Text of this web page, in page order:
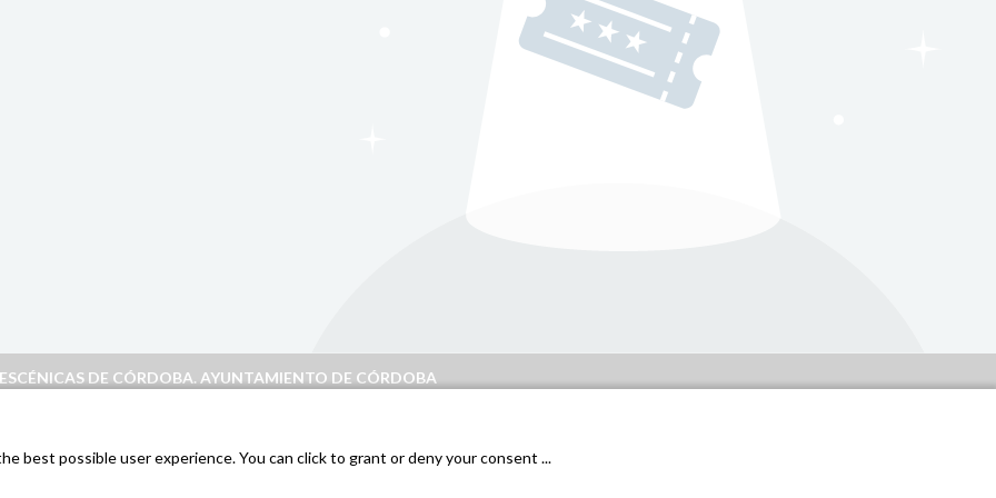
DE CÓRDOBA. AYUNTAMIENTO DE CÓRDOBA
best possible user experience. You can click to grant or deny your consent ...